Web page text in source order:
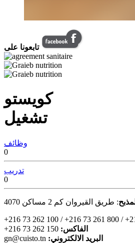
تابعونا على
كويستو
تشغيل
وظائف
0
تدريب
0
4070 : طريق القيروان كم 2 مساكن
+216 73 262 100 / +216 73 261 800 /
+216 73 262 150 :الفاكس
gn@cuisto.tn
:البريد الالكتروني